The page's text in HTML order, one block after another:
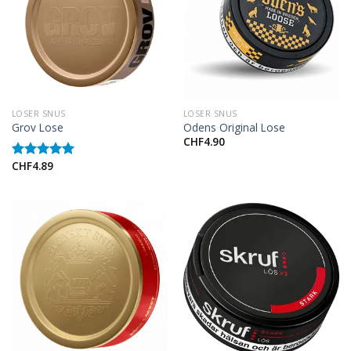
LOSER SNUS
Grov Lose
Rated5.00
CHF4.89
LOSER SNUS
Odens Original Lose
CHF4.90